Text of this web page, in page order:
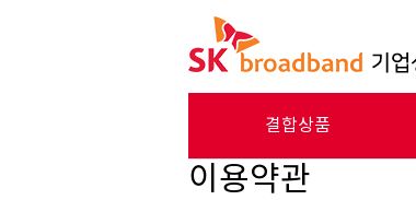
결합상품
이용약관